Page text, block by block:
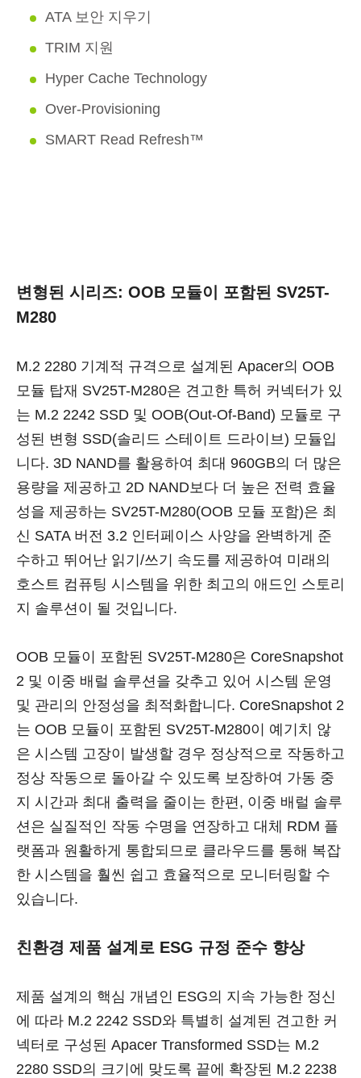
ATA 보안 지우기
TRIM 지원
Hyper Cache Technology
Over-Provisioning
SMART Read Refresh™
변형된 시리즈: OOB 모듈이 포함된 SV25T-
M280
M.2 2280 기계적 규격으로 설계된 Apacer의 OOB
모듈 탑재 SV25T-M280은 견고한 특허 커넥터가 있
는 M.2 2242 SSD 및 OOB(Out-Of-Band) 모듈로 구
성된 변형 SSD(솔리드 스테이트 드라이브) 모듈입
니다. 3D NAND를 활용하여 최대 960GB의 더 많은
용량을 제공하고 2D NAND보다 더 높은 전력 효율
성을 제공하는 SV25T-M280(OOB 모듈 포함)은 최
신 SATA 버전 3.2 인터페이스 사양을 완벽하게 준
수하고 뛰어난 읽기/쓰기 속도를 제공하여 미래의
호스트 컴퓨팅 시스템을 위한 최고의 애드인 스토리
지 솔루션이 될 것입니다.
OOB 모듈이 포함된 SV25T-M280은 CoreSnapshot
2 및 이중 배럴 솔루션을 갖추고 있어 시스템 운영
및 관리의 안정성을 최적화합니다. CoreSnapshot 2
는 OOB 모듈이 포함된 SV25T-M280이 예기치 않
은 시스템 고장이 발생할 경우 정상적으로 작동하고
정상 작동으로 돌아갈 수 있도록 보장하여 가동 중
지 시간과 최대 출력을 줄이는 한편, 이중 배럴 솔루
션은 실질적인 작동 수명을 연장하고 대체 RDM 플
랫폼과 원활하게 통합되므로 클라우드를 통해 복잡
한 시스템을 훨씬 쉽고 효율적으로 모니터링할 수
있습니다.
친환경 제품 설계로 ESG 규정 준수 향상
제품 설계의 핵심 개념인 ESG의 지속 가능한 정신
에 따라 M.2 2242 SSD와 특별히 설계된 견고한 커
넥터로 구성된 Apacer Transformed SSD는 M.2
2280 SSD의 크기에 맞도록 끝에 확장된 M.2 2238